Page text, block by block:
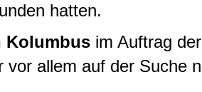
hatten.
Kolumbus im Auftrag
vor allem auf der Suche